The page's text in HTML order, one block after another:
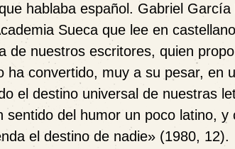
hablaba español. Gabriel
Sueca que lee en
de nuestros escritores, quien
ha convertido, muy a su pesar, en
el destino universal de nuestras
sentido del humor un poco latino,
el destino de nadie» (1980, 12).